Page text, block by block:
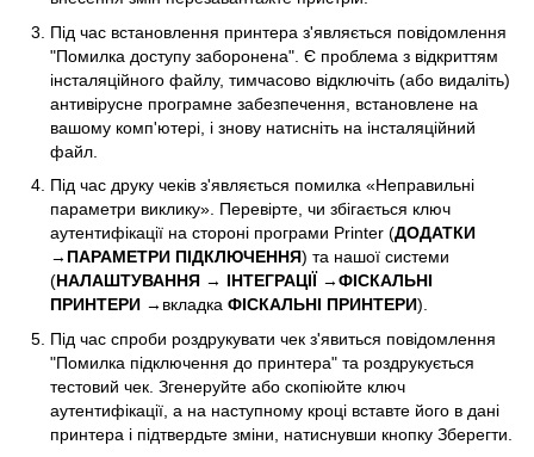
Під час встановлення принтера з'являється повідомлення
"Помилка доступу заборонена". Є проблема з відкриттям
інсталяційного файлу, тимчасово відключіть (або видаліть)
антивірусне програмне забезпечення, встановлене на
вашому комп'ютері, і знову натисніть на інсталяційний
файл.
Під час друку чеків з'являється помилка «Неправильні
параметри виклику». Перевірте, чи збігається ключ
аутентифікації на стороні програми Printer (ДОДАТКИ
→ ПАРАМЕТРИ ПІДКЛЮЧЕННЯ) та нашої системи
(НАЛАШТУВАННЯ → ІНТЕГРАЦІЇ →ФІСКАЛЬНІ
ПРИНТЕРИ →вкладка ФІСКАЛЬНІ ПРИНТЕРИ).
Під час спроби роздрукувати чек з'явиться повідомлення
"Помилка підключення до принтера" та роздрукується
тестовий чек. Згенеруйте або скопіюйте ключ
аутентифікації, а на наступному кроці вставте його в дані
принтера і підтвердьте зміни, натиснувши кнопку Зберегти.